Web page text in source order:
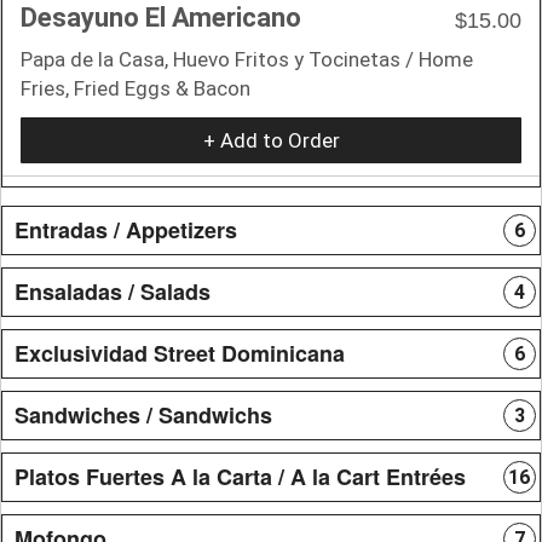
Desayuno El Americano
$15.00
Papa de la Casa, Huevo Fritos y Tocinetas / Home
Fries, Fried Eggs & Bacon
+ Add to Order
Entradas / Appetizers 6
Ensaladas / Salads 4
Exclusividad Street Dominicana 6
Sandwiches / Sandwichs 3
Platos Fuertes A la Carta / A la Cart Entrées 16